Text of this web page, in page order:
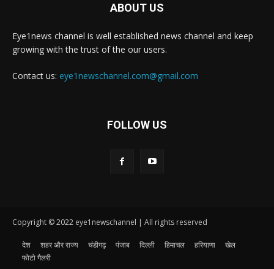
ABOUT US
Eye1news channel is well established news channel and keep
growing with the trust of the our users.
Contact us: eye1newschannel.com@gmail.com
FOLLOW US
Copyright © 2022 eye1newschannel | All rights reserved
देश शहर और राज्य चंडीगढ़ पंजाब दिल्ली हिमाचल हरियाणा
खेल
फोटो गैलरी